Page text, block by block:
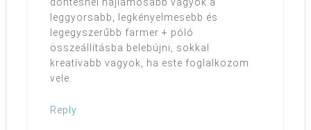
leggyorsabb, legkényelmesebb és
legegyszerűbb farmer + póló
összeállításba belebújni, sokkal
kreatívabb vagyok, ha este foglalkozom
vele.
Reply